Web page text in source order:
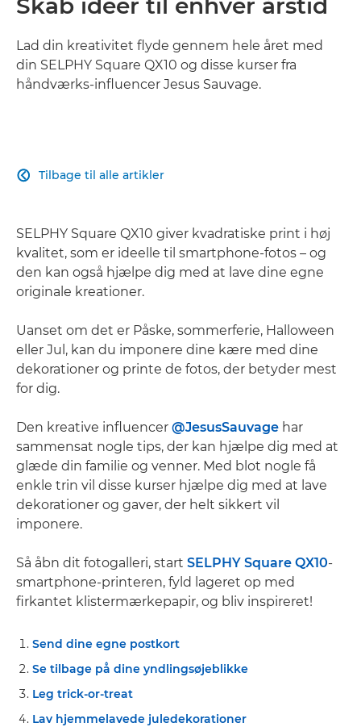
Skab idéer til enhver årstid
Lad din kreativitet flyde gennem hele året med
din SELPHY Square QX10 og disse kurser fra
håndværks-influencer Jesus Sauvage.
Tilbage til alle artikler

SELPHY Square QX10 giver kvadratiske print i høj
kvalitet, som er ideelle til smartphone-fotos – og
den kan også hjælpe dig med at lave dine egne
originale kreationer.
Uanset om det er Påske, sommerferie, Halloween
eller Jul, kan du imponere dine kære med dine
dekorationer og printe de fotos, der betyder mest
for dig.
Den kreative influencer @JesusSauvage har
sammensat nogle tips, der kan hjælpe dig med at
glæde din familie og venner. Med blot nogle få
enkle trin vil disse kurser hjælpe dig med at lave
dekorationer og gaver, der helt sikkert vil
imponere.
Så åbn dit fotogalleri, start SELPHY Square QX10-
smartphone-printeren, fyld lageret op med
firkantet klistermærkepapir, og bliv inspireret!
Send dine egne postkort
Se tilbage på dine yndlingsøjeblikke
Leg trick-or-treat
Lav hjemmelavede juledekorationer